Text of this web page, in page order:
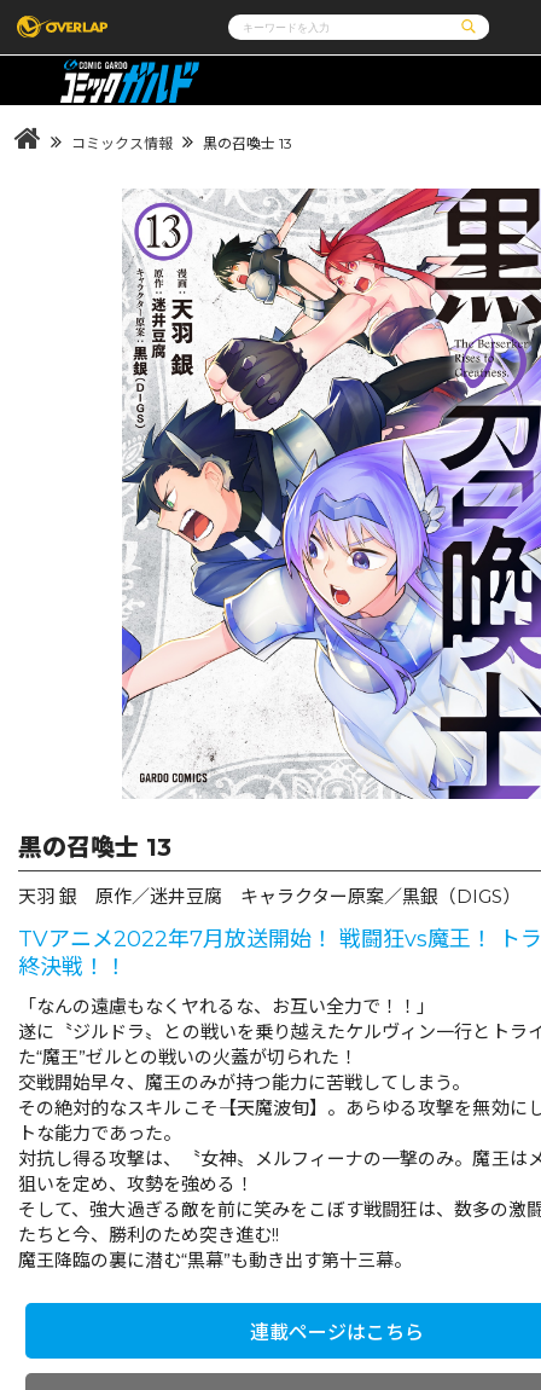
コミック
LiQulle
ライトノベル
ポケットモンスター
アニメ
オーバーラップ広報室
企業
会社概要
採用情報
アクセス
オーバーラップホールディングス
お問い合わせはこ
オーバーラップ文庫 オーバーラップノベルス
オーバーラップノベルスf ロサージュノベルス
コミックガルド コミッククリエ
リキューレ コミックパルフェ
コミックエッセイ
閉じる
コミックス情報 黒の召喚士 13
黒の召喚士 13
天羽 銀 原作／迷井豆腐 キャラクター原案／黒銀（DIGS）
TVアニメ2022年7月放送開始！ 戦闘狂vs魔王！ ト
終決戦！！
「なんの遠慮もなくヤれるな、お互い全力で！！」
遂に〝ジルドラ〟との戦いを乗り越えたケルヴィン一行とトラ
た“魔王”ゼルとの戦いの火蓋が切られた！
交戦開始早々、魔王のみが持つ能力に苦戦してしまう。
その絶対的なスキルこそ――【天魔波旬】。あらゆる攻撃を無効に
トな能力であった。
対抗し得る攻撃は、〝女神〟メルフィーナの一撃のみ。魔王は
狙いを定め、攻勢を強める！
そして、強大過ぎる敵を前に笑みをこぼす戦闘狂は、数多の激
たちと今、勝利のため突き進む!!
魔王降臨の裏に潜む“黒幕”も動き出す第十三幕。
連載ページはこちら